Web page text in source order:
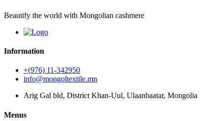
Beautify the world with Mongolian cashmere
Information
+(976) 11-342950
info@mongoltextile.mn
Arig Gal bld, District Khan-Uul, Ulaanbaatar, Mongolia
Menus